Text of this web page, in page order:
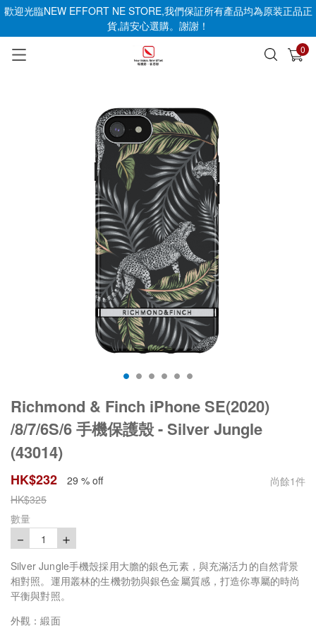
歡迎光臨NEW EFFORT NE STORE,我們保証所有產品均為原装正品正
貨,請安心選購。謝謝！
0
已加入購物車 查看
Richmond & Finch iPhone SE(2020)
/8/7/6S/6 手機保護殼 - Silver Jungle
(43014)
HK$232 29 % off 尚餘1件
HK$325
數量
－ 1 ＋
Silver Jungle手機殼採用大膽的銀色元素，與充滿活力的自然背景
相對照。運用叢林的生機勃勃與銀色金屬質感，打造你專屬的時尚
平衡與對照。
外觀：緞面